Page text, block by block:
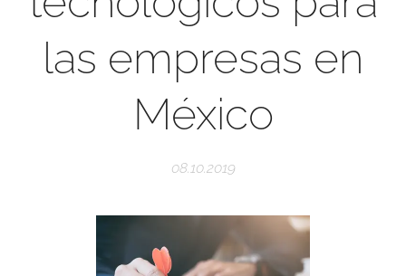
las empresas en
México
08.10.2019